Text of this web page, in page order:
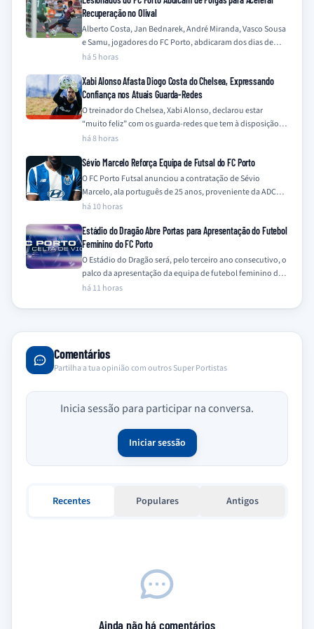
Recuperação no Olival
Alberto Costa, Jan Bednarek, André Miranda, Vasco Sousa
e Samu, jogadores do FC Porto, abdicaram dos dias de
folga para intensificar os…
há 5 horas
Xabi Alonso Afasta Diogo Costa do Chelsea, Expressando
Confiança nos Atuais Guarda-Redes
O treinador do Chelsea, Xabi Alonso, declarou estar
“muito feliz” com os guarda-redes que tem à disposição,
Mike Penders e Robert Sánchez,…
há 8 horas
Sévio Marcelo Reforça Equipa de Futsal do FC Porto
O FC Porto Futsal anunciou a contratação de Sévio
Marcelo, ala português de 25 anos, proveniente da ADCR
Caxinas Poça Barca, para…
há 10 horas
Estádio do Dragão Abre Portas para Apresentação do Futebol
Feminino do FC Porto
O Estádio do Dragão será, pelo terceiro ano consecutivo, o
palco da apresentação da equipa de futebol feminino do
FC Porto, num…
há 11 horas
Comentários
Partilha a tua opinião com outros Super Portistas
Inicia sessão para participar na conversa.
Iniciar sessão
Recentes Populares Antigos
Ainda não há comentários